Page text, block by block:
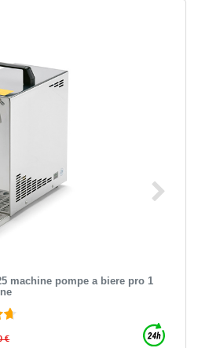
machine pompe a biere pro 1
€